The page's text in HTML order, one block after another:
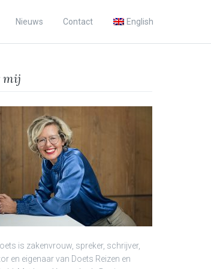
Nieuws Contact English
mij
is zakenvrouw, spreker, schrijver,
en eigenaar van Doets Reizen en